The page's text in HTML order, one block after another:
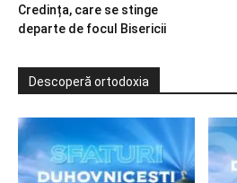
Credința, care se stinge
departe de focul Bisericii
Descoperă ortodoxia